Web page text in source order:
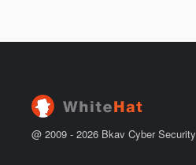
@ 2009 - 2026 Bkav Cyber Security